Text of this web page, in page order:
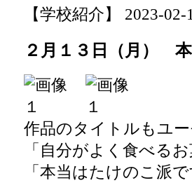
【学校紹介】 2023-
２月１３日（月）
作品のタイトルもユ
「自分がよく食べる
「本当はたけのこ派